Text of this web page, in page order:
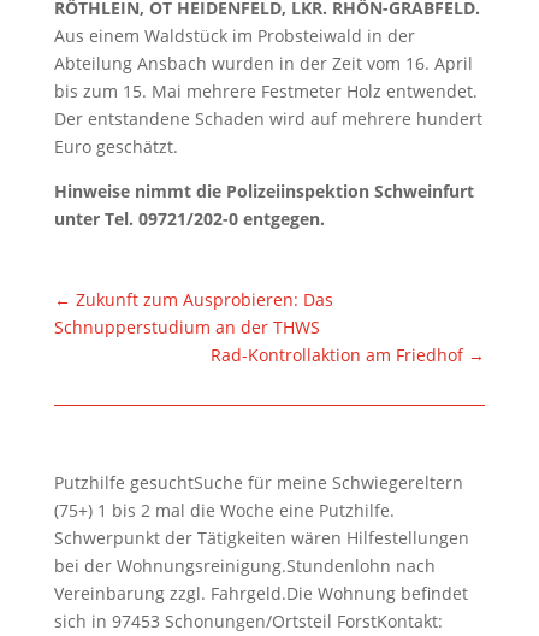
RÖTHLEIN, OT HEIDENFELD, LKR. RHÖN-GRABFELD.
Aus einem Waldstück im Probsteiwald in der
Abteilung Ansbach wurden in der Zeit vom 16. April
bis zum 15. Mai mehrere Festmeter Holz entwendet.
Der entstandene Schaden wird auf mehrere hundert
Euro geschätzt.
Hinweise nimmt die Polizeiinspektion Schweinfurt
unter Tel. 09721/202-0 entgegen.
← Zukunft zum Ausprobieren: Das
Schnupperstudium an der THWS
Rad-Kontrollaktion am Friedhof→
Putzhilfe gesuchtSuche für meine Schwiegereltern
(75+) 1 bis 2 mal die Woche eine Putzhilfe.
Schwerpunkt der Tätigkeiten wären Hilfestellungen
bei der Wohnungsreinigung.Stundenlohn nach
Vereinbarung zzgl. Fahrgeld.Die Wohnung befindet
sich in 97453 Schonungen/Ortsteil ForstKontakt: